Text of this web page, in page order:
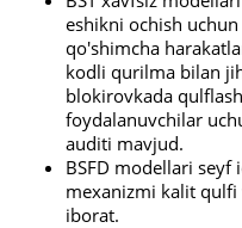
eshikni ochish
qo'shimcha
kodli qurilma bilan
blokirovkada
foydalanuvchilar
auditi mavjud.
BSFD modellari seyf
mexanizmi kalit
iborat.